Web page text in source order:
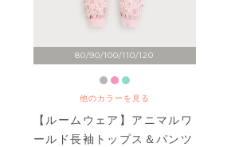
80/90/100/110/120
他のカラーを見る
【ルームウェア】アニマルワ
ールド長袖トップス＆パンツ